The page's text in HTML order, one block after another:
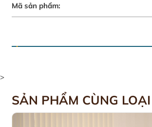
Mã sản phẩm:
>
SẢN PHẨM CÙNG LOẠI